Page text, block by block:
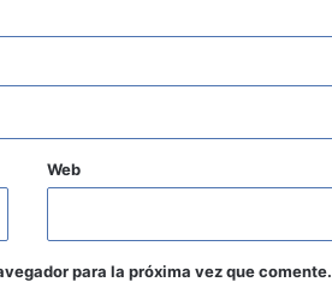
Web
para la próxima vez que comente.